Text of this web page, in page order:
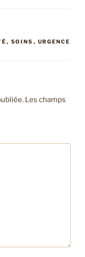
, SOINS , URGENCE
Les champs